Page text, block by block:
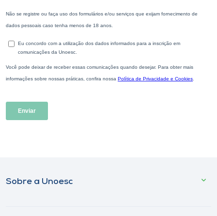
Sobre a Unoesc